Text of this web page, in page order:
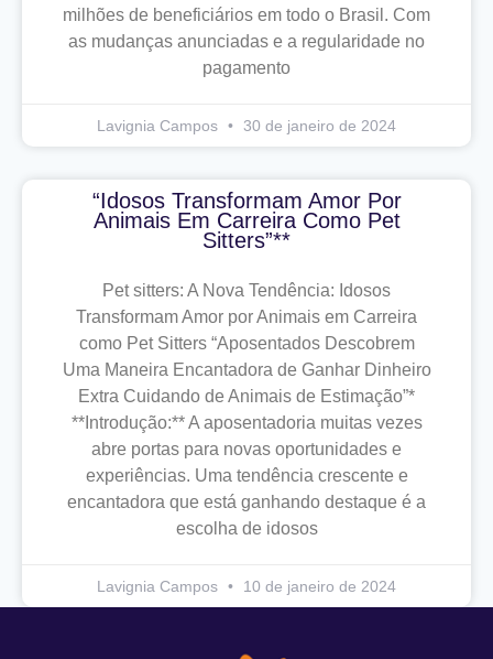
milhões de beneficiários em todo o Brasil. Com
as mudanças anunciadas e a regularidade no
pagamento
Lavignia Campos 30 de janeiro de 2024
“Idosos Transformam Amor Por
Animais Em Carreira Como Pet
Sitters”**
Pet sitters: A Nova Tendência: Idosos
Transformam Amor por Animais em Carreira
como Pet Sitters “Aposentados Descobrem
Uma Maneira Encantadora de Ganhar Dinheiro
Extra Cuidando de Animais de Estimação”*
**Introdução:** A aposentadoria muitas vezes
abre portas para novas oportunidades e
experiências. Uma tendência crescente e
encantadora que está ganhando destaque é a
escolha de idosos
Lavignia Campos 10 de janeiro de 2024